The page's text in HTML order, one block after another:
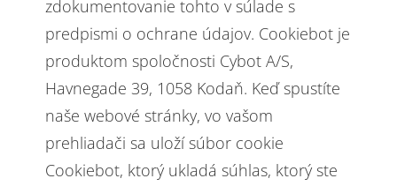
zdokumentovanie tohto v súlade s
predpismi o ochrane údajov. Cookiebot je
produktom spoločnosti Cybot A/S,
Havnegade 39, 1058 Kodaň. Keď spustíte
naše webové stránky, vo vašom
prehliadači sa uloží súbor cookie
Cookiebot, ktorý ukladá súhlas, ktorý ste